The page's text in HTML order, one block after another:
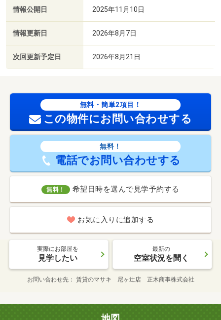
情報公開日 2025年11月10日
情報更新日 2026年8月7日
次回更新予定日 2026年8月21日
無料・簡単2項目！
この物件にお問い合わせする
無料！
電話でお問い合わせする
無料！ 希望日時を選んで見学予約する
お気に入りに追加する
実際にお部屋を
見学したい
最新の
空室状況を聞く
お問い合わせ先 賃貸のマサキ 尼ヶ辻店 正木商事株式会社